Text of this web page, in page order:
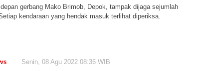
gerbang Mako Brimob, Depok, tampak dijaga sejumlah
kendaraan yang hendak masuk terlihat diperiksa.
Senin, 08 Agu 2022 08:36 WIB